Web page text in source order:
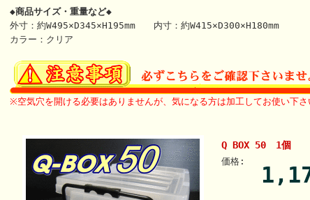
◆商品サイズ・重量など◆
外寸：約W495×D345×H195mm 内寸：約W415×D300×H180mm
カラー：クリア
※空気穴を開ける必要はありませんが、気になる方は加工してお使い下さ
Q BOX 50 1個
価格: